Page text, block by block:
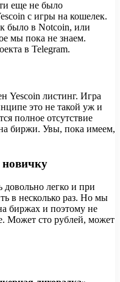
еще не было
с игры на кошелек.
было в Notcoin, или
мы пока не знаем.
в Telegram.
Yescoin листинг. Игра
это не такой уж и
полное отсутствие
биржи. Увы, пока имеем,
довольно легко и при
в несколько раз. Но мы
биржах и поэтому не
Может сто рублей, может